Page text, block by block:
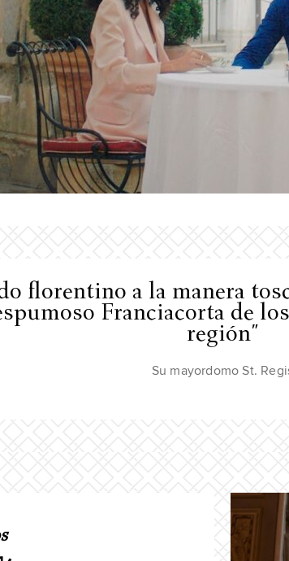
florentino a la manera
Franciacorta de
región"
Su mayordomo St.